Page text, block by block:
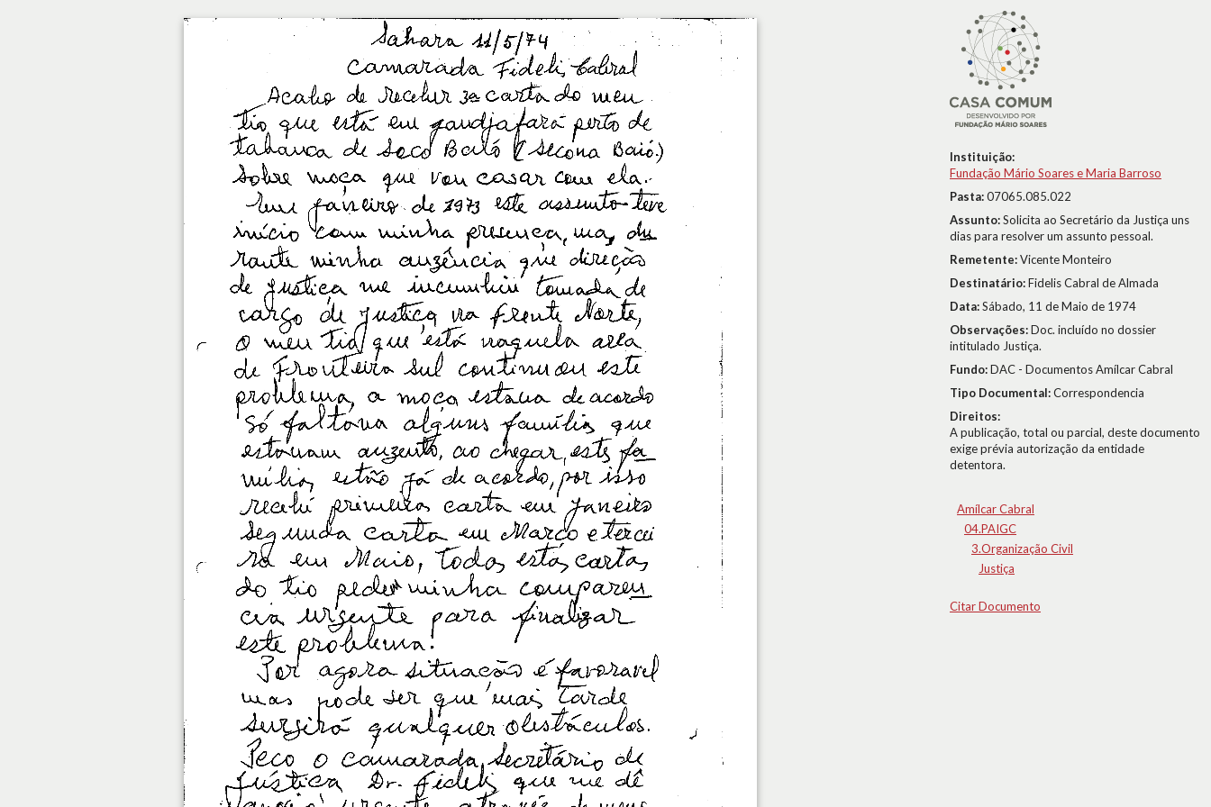
Instituição:
Fundação Mário Soares e Maria Barroso
Pasta:07065.085.022
Assunto:Solicita ao Secretário da Justiça uns
dias para resolver um assunto pessoal.
Remetente:Vicente Monteiro
Destinatário:Fidelis Cabral de Almada
Data:Sábado, 11 de Maio de 1974
Observações:Doc. incluído no dossier
intitulado Justiça.
Fundo:DAC - Documentos Amílcar Cabral
Tipo Documental:Correspondencia
Direitos:
A publicação, total ou parcial, deste documento
exige prévia autorização da entidade
detentora.
Amílcar Cabral
04.PAIGC
3.Organização Civil
Justiça
Citar Documento